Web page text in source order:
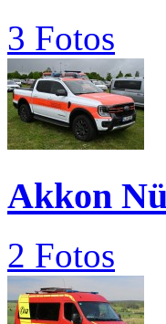
3 Fotos
Akkon
2 Fotos